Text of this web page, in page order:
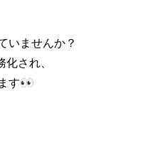
いませんか？
され、
す👀